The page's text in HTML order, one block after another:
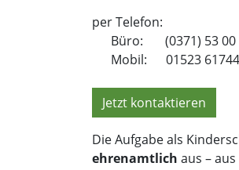
per Telefon:
Büro: (0371) 53 00
Mobil: 01523
Jetzt kontaktieren
Die Aufgabe als
ehrenamtlich aus –